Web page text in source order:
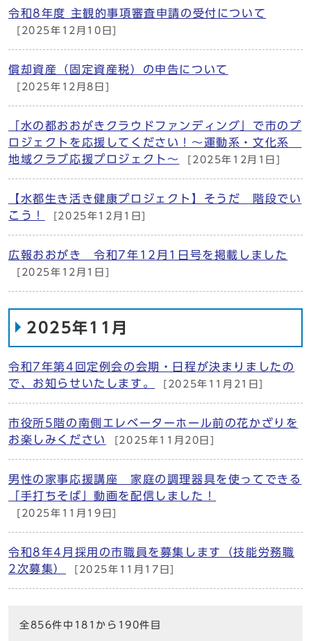
令和8年度 主観的事項審査申請の受付について
[2025年12月10日]
償却資産（固定資産税）の申告について
[2025年12月8日]
「水の都おおがきクラウドファンディング」で市のプ
ロジェクトを応援してください！〜運動系・文化系
地域クラブ応援プロジェクト〜
[2025年12月1日]
【水都生き活き健康プロジェクト】そうだ 階段でい
こう！
[2025年12月1日]
広報おおがき 令和7年12月1日号を掲載しました
[2025年12月1日]
2025年11月
令和7年第4回定例会の会期・日程が決まりましたの
で、お知らせいたします。
[2025年11月21日]
市役所5階の南側エレベーターホール前の花かざりを
お楽しみください
[2025年11月20日]
男性の家事応援講座 家庭の調理器具を使ってできる
「手打ちそば」動画を配信しました！
[2025年11月19日]
令和8年4月採用の市職員を募集します（技能労務職
2次募集）
[2025年11月17日]
全856件中181から190件目